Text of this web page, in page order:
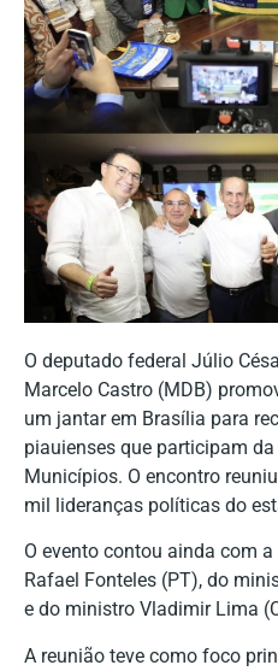
O deputado federal Júlio
Marcelo Castro (MDB)
um jantar em Brasília para
piauienses que participam
Municípios. O encontro
mil lideranças políticas do
O evento contou ainda com
Rafael Fonteles (PT), do
e do ministro Vladimir Lima
A reunião teve como foco